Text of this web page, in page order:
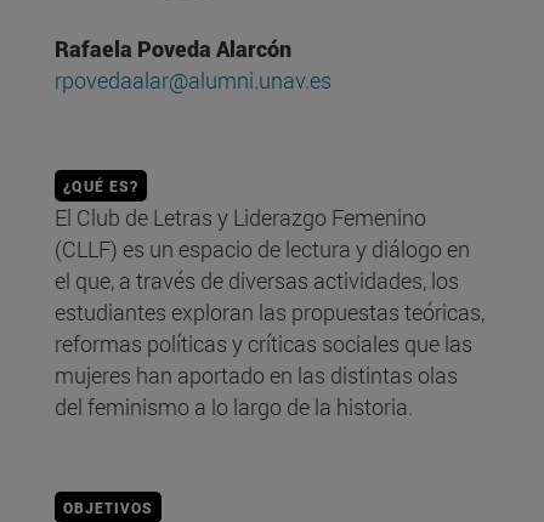
Rafaela Poveda Alarcón
rpovedaalar@alumni.unav.es
¿QUÉ ES?
El Club de Letras y Liderazgo Femenino
(CLLF) es un espacio de lectura y diálogo en
el que, a través de diversas actividades, los
estudiantes exploran las propuestas teóricas,
reformas políticas y críticas sociales que las
mujeres han aportado en las distintas olas
del feminismo a lo largo de la historia.
OBJETIVOS